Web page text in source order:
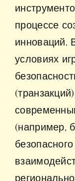
процессе
инноваций.
условиях
(например,